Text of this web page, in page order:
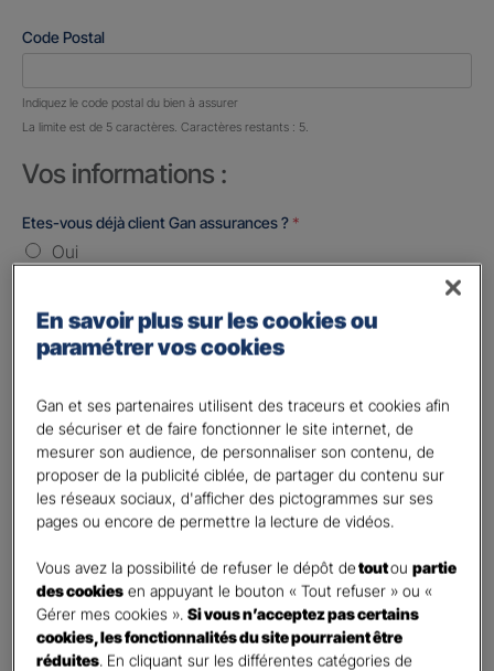
Code Postal
Nombre de caractères restants :
Indiquez le code postal du bien à assurer
La limite est de 5 caractères. Caractères restants : 5.
Vos informations :
Etes-vous déjà client Gan assurances ? *
Oui
Civilité*
Madame
Contact*
First Last
Téléphone *
United
States
+1
E-mail
En savoir plus sur les cookies ou
paramétrer vos cookies
Gan et ses partenaires utilisent des traceurs et cookies afin
de sécuriser et de faire fonctionner le site internet, de
mesurer son audience, de personnaliser son contenu, de
proposer de la publicité ciblée, de partager du contenu sur
les réseaux sociaux, d'afficher des pictogrammes sur ses
pages ou encore de permettre la lecture de vidéos.
Vous avez la possibilité de refuser le dépôt detoutoupartie
des cookies en appuyant le bouton « Tout refuser » ou «
Gérer mes cookies ».Si vous n’acceptez pas certains
cookies, les fonctionnalités du site pourraient être
réduites. En cliquant sur les différentes catégories de